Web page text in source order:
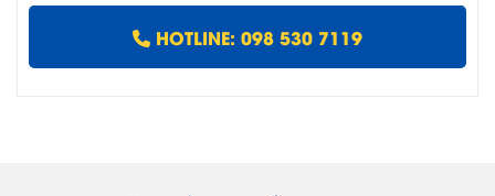
HOTLINE: 098 530 7119